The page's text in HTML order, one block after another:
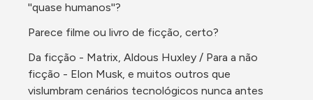
''quase humanos''?
Parece filme ou livro de ficção, certo?
Da ficção - Matrix, Aldous Huxley / Para a não
ficção - Elon Musk, e muitos outros que
vislumbram cenários tecnológicos nunca antes